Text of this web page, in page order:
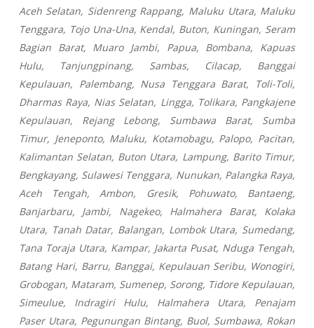
Aceh Selatan, Sidenreng Rappang, Maluku Utara, Maluku
Tenggara, Tojo Una-Una, Kendal, Buton, Kuningan, Seram
Bagian Barat, Muaro Jambi, Papua, Bombana, Kapuas
Hulu, Tanjungpinang, Sambas, Cilacap, Banggai
Kepulauan, Palembang, Nusa Tenggara Barat, Toli-Toli,
Dharmas Raya, Nias Selatan, Lingga, Tolikara, Pangkajene
Kepulauan, Rejang Lebong, Sumbawa Barat, Sumba
Timur, Jeneponto, Maluku, Kotamobagu, Palopo, Pacitan,
Kalimantan Selatan, Buton Utara, Lampung, Barito Timur,
Bengkayang, Sulawesi Tenggara, Nunukan, Palangka Raya,
Aceh Tengah, Ambon, Gresik, Pohuwato, Bantaeng,
Banjarbaru, Jambi, Nagekeo, Halmahera Barat, Kolaka
Utara, Tanah Datar, Balangan, Lombok Utara, Sumedang,
Tana Toraja Utara, Kampar, Jakarta Pusat, Nduga Tengah,
Batang Hari, Barru, Banggai, Kepulauan Seribu, Wonogiri,
Grobogan, Mataram, Sumenep, Sorong, Tidore Kepulauan,
Simeulue, Indragiri Hulu, Halmahera Utara, Penajam
Paser Utara, Pegunungan Bintang, Buol, Sumbawa, Rokan